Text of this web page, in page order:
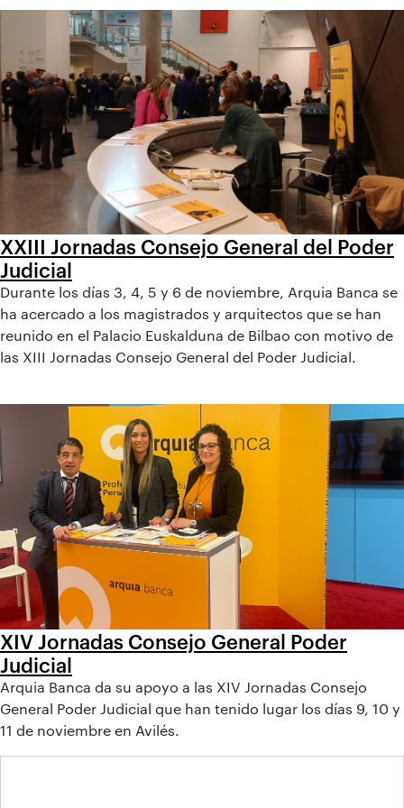
XXIII Jornadas Consejo General del Poder
Judicial
Durante los días 3, 4, 5 y 6 de noviembre, Arquia Banca se
ha acercado a los magistrados y arquitectos que se han
reunido en el Palacio Euskalduna de Bilbao con motivo de
las XIII Jornadas Consejo General del Poder Judicial.
XIV Jornadas Consejo General Poder
Judicial
Arquia Banca da su apoyo a las XIV Jornadas Consejo
General Poder Judicial que han tenido lugar los días 9, 10 y
11 de noviembre en Avilés.